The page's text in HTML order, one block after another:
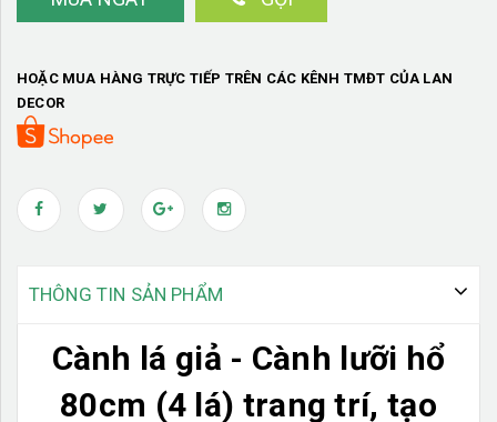
HOẶC MUA HÀNG TRỰC TIẾP TRÊN CÁC KÊNH TMĐT CỦA LAN
DECOR
THÔNG TIN SẢN PHẨM
Cành lá giả - Cành lưỡi hổ
80cm (4 lá) trang trí, tạo